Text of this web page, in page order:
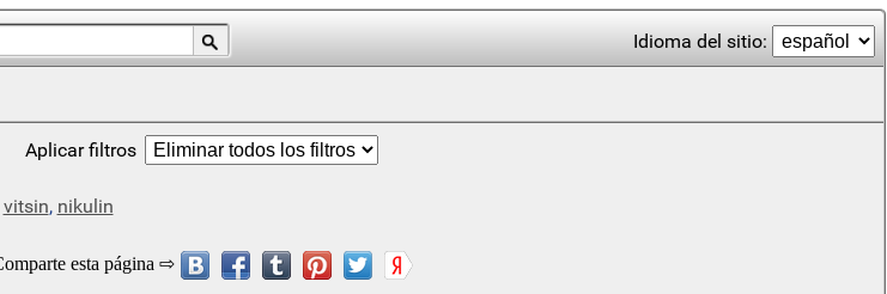
Idioma del sitio:
Aplicar filtros
vitsin, nikulin